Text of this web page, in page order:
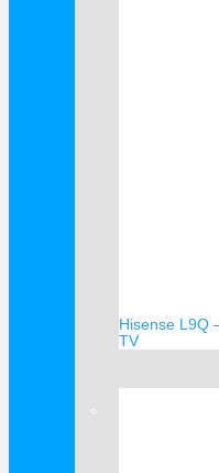
Hisense L9Q
TV